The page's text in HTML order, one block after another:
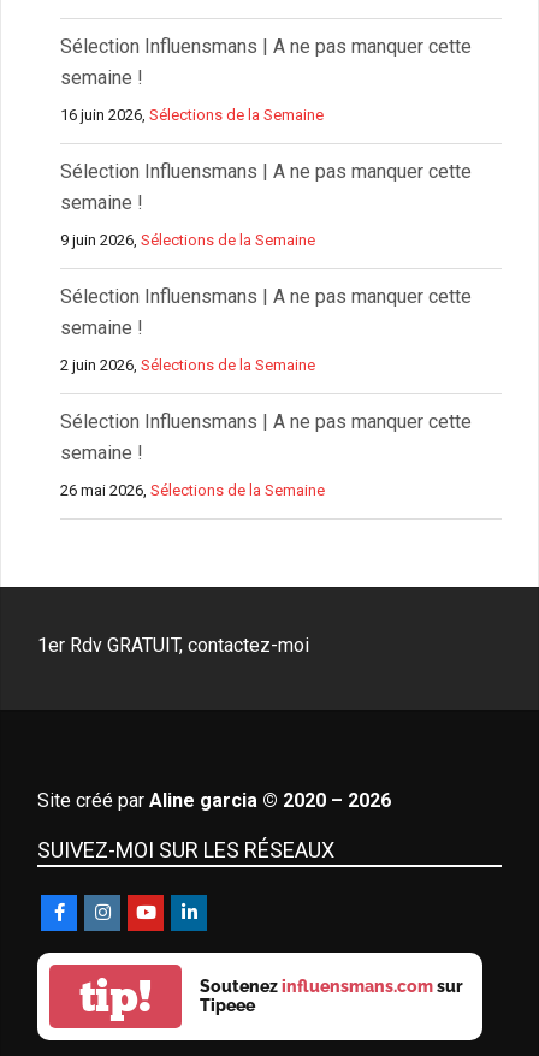
Sélection Influensmans | A ne pas manquer cette
semaine !
16 juin 2026,Sélections de la Semaine
Sélection Influensmans | A ne pas manquer cette
semaine !
9 juin 2026,Sélections de la Semaine
Sélection Influensmans | A ne pas manquer cette
semaine !
2 juin 2026,Sélections de la Semaine
Sélection Influensmans | A ne pas manquer cette
semaine !
26 mai 2026,Sélections de la Semaine
1er Rdv GRATUIT, contactez-moi
Site créé par Aline garcia © 2020 – 2026
SUIVEZ-MOI SUR LES RÉSEAUX
tip! Soutenezinfluensmans.comsur
Tipeee